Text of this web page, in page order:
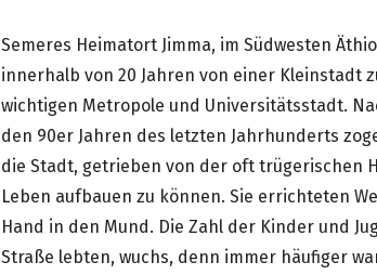
Semeres Heimatort Jimma, im Südwesten
innerhalb von 20 Jahren von einer Kleinstadt
wichtigen Metropole und Universitätsstadt.
den 90er Jahren des letzten Jahrhunderts
die Stadt, getrieben von der oft trügerischen
Leben aufbauen zu können. Sie errichteten
Hand in den Mund. Die Zahl der Kinder und
Straße lebten, wuchs, denn immer häufiger